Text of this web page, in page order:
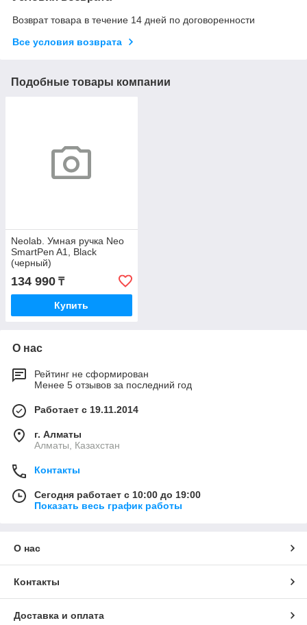
Возврат товара в течение 14 дней по договоренности
Все условия возврата
Подобные товары компании
Neolab. Умная ручка Neo
SmartPen A1, Black
(черный)
134 990 ₸
Купить
О нас
Рейтинг не сформирован
Менее 5 отзывов за последний год
Работает с 19.11.2014
г. Алматы
Алматы, Казахстан
Контакты
Сегодня работает с 10:00 до 19:00
Показать весь график работы
О нас
Контакты
Доставка и оплата